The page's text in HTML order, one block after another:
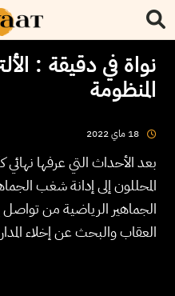
نواة في دقيقة :
المنظومة
18 ماي2022
بعد الأحداث التي عرفها
المحللون إلى إدانة شغب
الجماهير الرياضية من
العقاب والبحث عن إخلاء